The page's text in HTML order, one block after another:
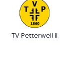
TV Petterweil II